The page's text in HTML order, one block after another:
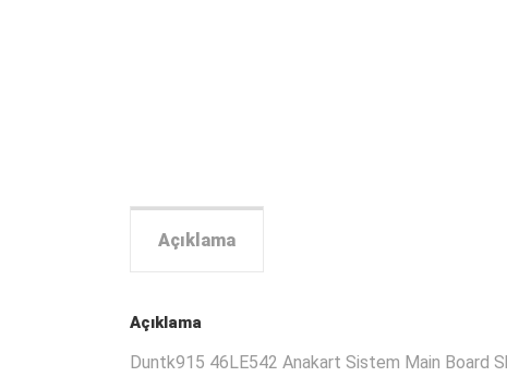
Açıklama
Açıklama
Duntk915 46LE542 Anakart Sistem Main Board